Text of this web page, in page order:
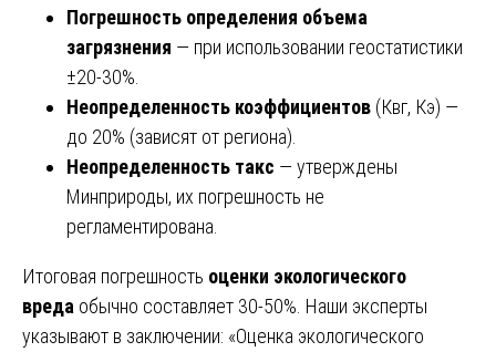
Погрешность определения объема
загрязнения — при использовании геостатистики
±20-30%.
Неопределенность коэффициентов (Квг, Кэ) —
до 20% (зависят от региона).
Неопределенность такс — утверждены
Минприроды, их погрешность не
регламентирована.
Итоговая погрешность оценки экологического
вреда обычно составляет 30-50%. Наши эксперты
указывают в заключении: «Оценка экологического